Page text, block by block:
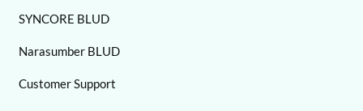
SYNCORE BLUD
Narasumber BLUD
Customer Support